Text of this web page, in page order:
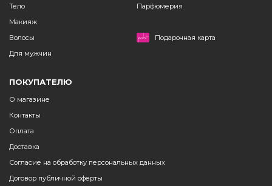
Тело
Макияж
Волосы
Для мужчин
Парфюмерия
Подарочная карта
ПОКУПАТЕЛЮ
О магазине
Контакты
Оплата
Доставка
Согласие на обработку персональных данных
Договор публичной оферты